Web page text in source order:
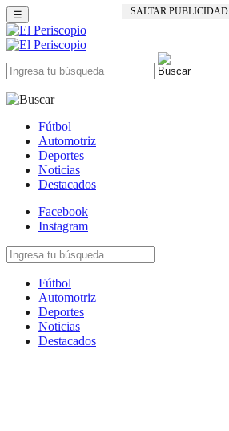
SALTAR PUBLICIDAD
☰
Fútbol
Automotriz
Deportes
Noticias
Destacados
Facebook
Instagram
Fútbol
Automotriz
Deportes
Noticias
Destacados